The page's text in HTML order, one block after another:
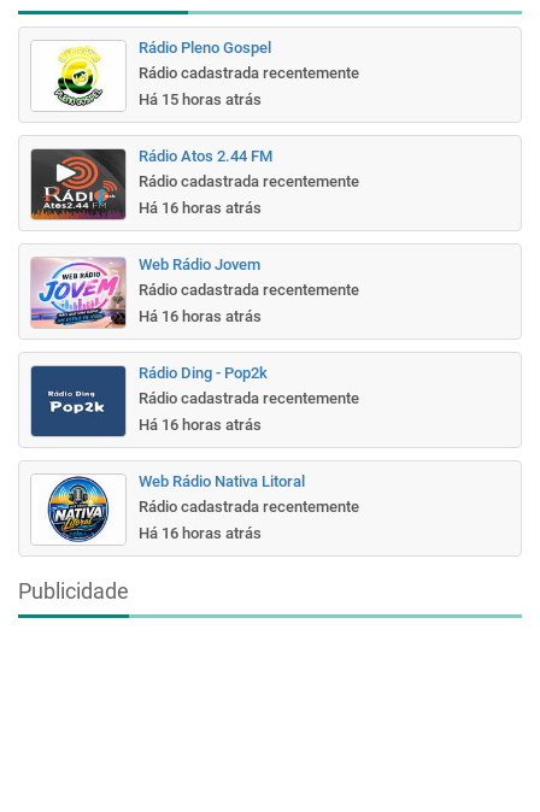
Rádio Pleno Gospel
Rádio cadastrada recentemente
Há 15 horas atrás
Rádio Atos 2.44 FM
Rádio cadastrada recentemente
Há 16 horas atrás
Web Rádio Jovem
Rádio cadastrada recentemente
Há 16 horas atrás
Rádio Ding - Pop2k
Rádio cadastrada recentemente
Há 16 horas atrás
Web Rádio Nativa Litoral
Rádio cadastrada recentemente
Há 16 horas atrás
Publicidade